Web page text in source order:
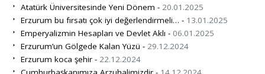
Atatürk Üniversitesinde Yeni Dönem - 20.01.2025
Erzurum bu fırsatı çok iyi değerlendirmeli… - 13.01.2025
Emperyalizmin Hesapları ve Devlet Aklı - 06.01.2025
Erzurum’un Gölgede Kalan Yüzü - 29.12.2024
Erzurum koca şehir - 22.12.2024